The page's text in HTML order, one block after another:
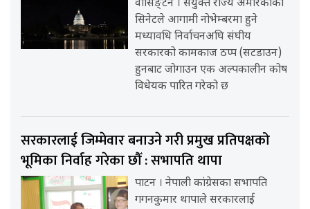
वासिङ्टन । संयुक्त राज्य अमेरिकाको
सिनेटले आगामी नोभेम्बरमा हुने
मध्यावधि निर्वाचनअघि संघीय
सरकारको कामकाज ठप्प (सटडाउन)
हुनबाट जोगाउन एक अल्पकालीन कोष
विधेयक पारित गरेको छ
सरकारलाई जिम्मेवार बनाउने गरी प्रमुख प्रतिपक्षको
भूमिका निर्वाह गरेका छौँ : सभापति थापा
पाटन । नेपाली कांग्रेसका सभापति
गगनकुमार थापाले सरकारलाई